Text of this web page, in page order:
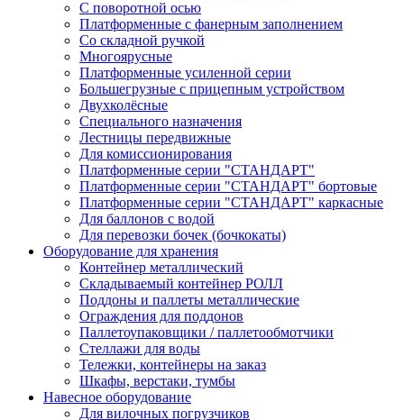
С поворотной осью
Платформенные с фанерным заполнением
Со складной ручкой
Многоярусные
Платформенные усиленной серии
Большегрузные с прицепным устройством
Двухколёсные
Специального назначения
Лестницы передвижные
Для комиссионирования
Платформенные серии "СТАНДАРТ"
Платформенные серии "СТАНДАРТ" бортовые
Платформенные серии "СТАНДАРТ" каркасные
Для баллонов с водой
Для перевозки бочек (бочкокаты)
Оборудование для хранения
Контейнер металлический
Складываемый контейнер РОЛЛ
Поддоны и паллеты металлические
Ограждения для поддонов
Паллетоупаковщики / паллетообмотчики
Стеллажи для воды
Тележки, контейнеры на заказ
Шкафы, верстаки, тумбы
Навесное оборудование
Для вилочных погрузчиков